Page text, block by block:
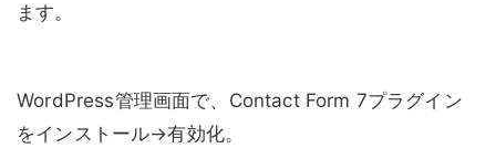
ます。
WordPress管理画面で、Contact Form 7プラグイン
をインストール→有効化。